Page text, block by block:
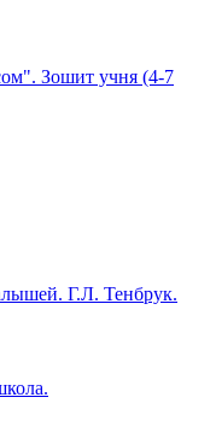
Зошит учня (4-7
Г.Л. Тенбрук.